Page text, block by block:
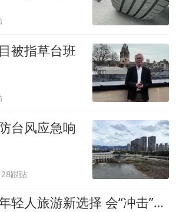
情况通报
被指草台班
台风应急响
跟贴
电车露营成年轻人旅游新选择 会“冲击”传统住宿业吗？